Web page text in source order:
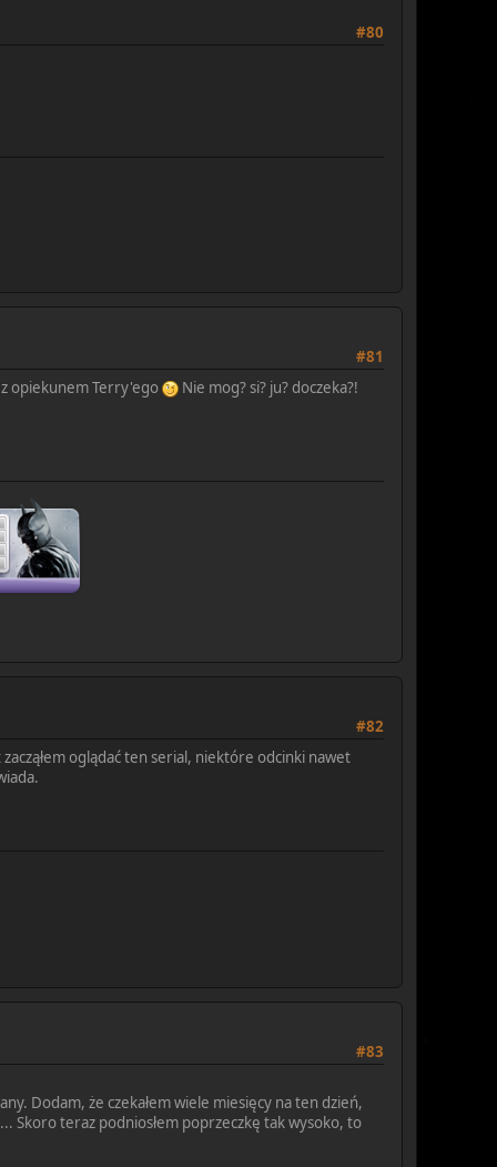
#80
#81
opiekunem Terry'ego
Nie mog? si? ju? doczeka?!
#82
oglądać ten serial, niektóre odcinki nawet
#83
Dodam, że czekałem wiele miesięcy na ten dzień,
Skoro teraz podniosłem poprzeczkę tak wysoko, to